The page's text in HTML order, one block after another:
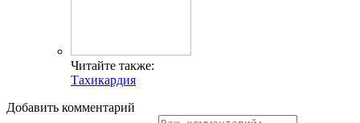
Читайте также:
Тахикардия
Добавить комментарий